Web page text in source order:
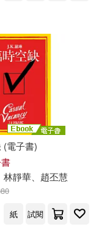
慧
(電子書)
林靜華、趙丕慧
紙
試閱